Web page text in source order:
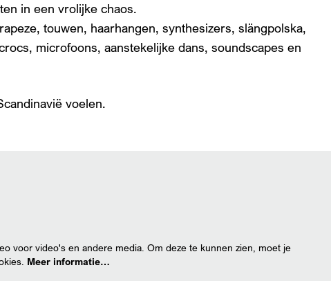
in een vrolijke chaos.
touwen, haarhangen, synthesizers, slängpolska,
microfoons, aanstekelijke dans, soundscapes en
voelen.
voor video's en andere media. Om deze te kunnen zien, moet je
Meer informatie…
Inzoomen